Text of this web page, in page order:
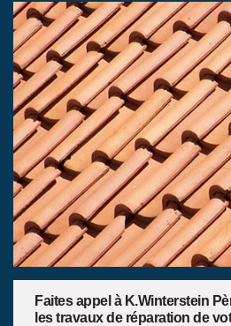
Faites appel à K.Winterstein
les travaux de réparation de